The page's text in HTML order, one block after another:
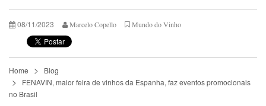
08/11/2023 Marcelo Copello Mundo do Vinho
Home
Blog
FENAVIN, maior feira de vinhos da Espanha, faz eventos promocionais
no Brasil